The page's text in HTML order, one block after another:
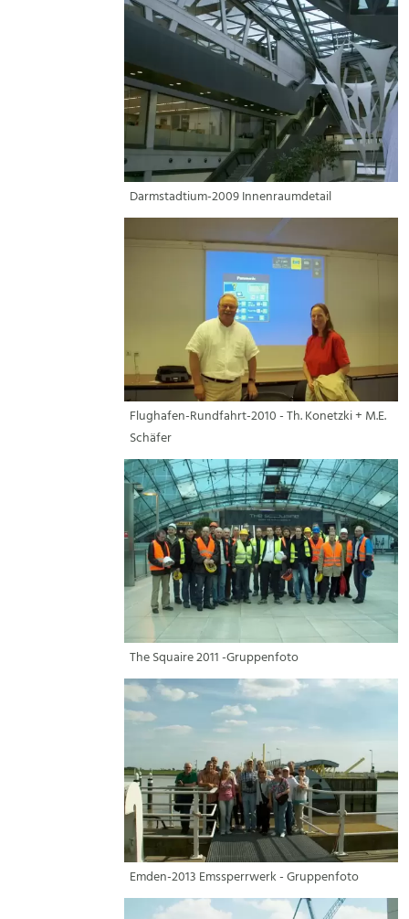
Darmstadtium-2009 Innenraumdetail
Flughafen-Rundfahrt-2010 - Th. Konetzki + M.E.
Schäfer
The Squaire 2011 -Gruppenfoto
Emden-2013 Emssperrwerk - Gruppenfoto